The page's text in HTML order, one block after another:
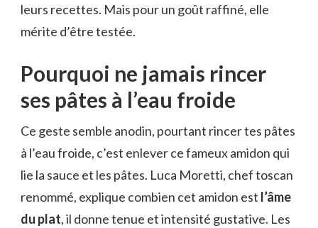
leurs recettes. Mais pour un goût raffiné, elle
mérite d’être testée.
Pourquoi ne jamais rincer
ses pâtes à l’eau froide
Ce geste semble anodin, pourtant rincer tes pâtes
à l’eau froide, c’est enlever ce fameux amidon qui
lie la sauce et les pâtes. Luca Moretti, chef toscan
renommé, explique combien cet amidon est l’âme
du plat, il donne tenue et intensité gustative. Les